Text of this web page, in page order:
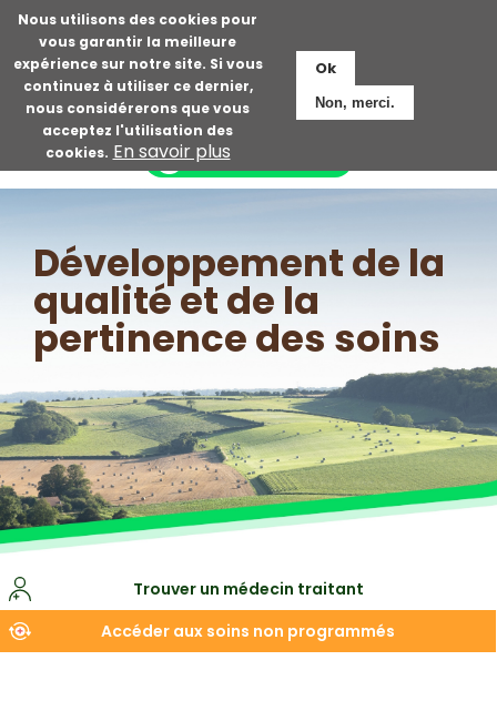
Nous utilisons des cookies pour
vous garantir la meilleure
expérience sur notre site. Si vous
continuez à utiliser ce dernier,
nous considérerons que vous
acceptez l'utilisation des
cookies. En savoir plus
Ok
Non, merci.
Aller
contenu
principal
Espace adhérent
Devenir adhérent
Développement de la
qualité et de la
pertinence des soins
Trouver un médecin traitant
Accéder aux soins non programmés